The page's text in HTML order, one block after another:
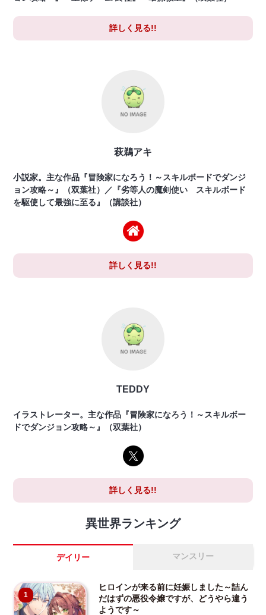
詳しく見る!!
萩鵜アキ
小説家。主な作品『冒険家になろう！～スキルボードでダンジ
ョン攻略～』（双葉社）／『劣等人の魔剣使い スキルボード
を駆使して最強に至る』（講談社）
詳しく見る!!
TEDDY
イラストレーター。主な作品『冒険家になろう！～スキルボー
ドでダンジョン攻略～』（双葉社）
詳しく見る!!
異世界ランキング
デイリー マンスリー
1
ヒロインが来る前に妊娠しました～詰ん
だはずの悪役令嬢ですが、どうやら違う
ようです～